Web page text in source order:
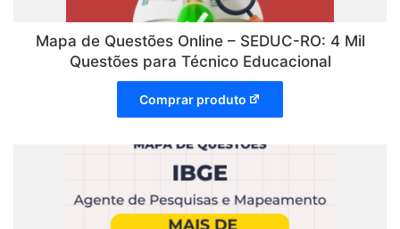
Mapa de Questões Online – SEDUC-RO: 4 Mil
Questões para Técnico Educacional
Comprar produto